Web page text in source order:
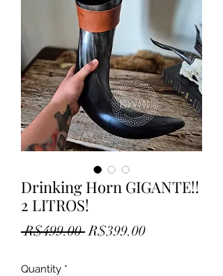
Drinking Horn GIGANTE!!
2 LITROS!
R$499.00 Regular
R$399.00Sale
Quantity *